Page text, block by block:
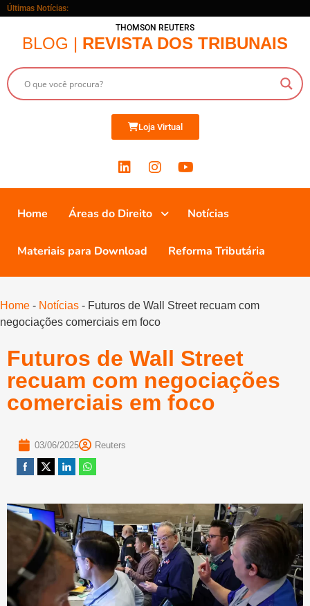
Últimas Notícias:
THOMSON REUTERS
BLOG | REVISTA DOS TRIBUNAIS
Loja Virtual
Home Áreas do Direito Notícias
Materiais para Download Reforma Tributária
Home - Notícias - Futuros de Wall Street recuam com
negociações comerciais em foco
Futuros de Wall Street
recuam com negociações
comerciais em foco
03/06/2025 Reuters